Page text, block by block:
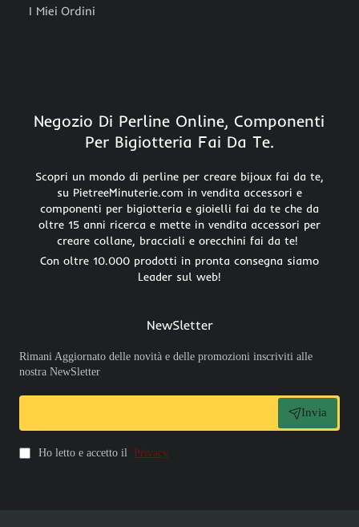
I Miei Ordini
Negozio Di Perline Online, Componenti
Per Bigiotteria Fai Da Te.
Scopri un mondo di perline per creare bijoux fai da te,
su PietreeMinuterie.com in vendita accessori e
componenti per bigiotteria e gioielli fai da te che da
oltre 15 anni ricerca e mette in vendita accessori per
creare collane, bracciali e orecchini fai da te!
Con oltre 10.000 prodotti in pronta consegna siamo
Leader sul web!
NewSletter
Rimani Aggiornato delle novità e delle promozioni inscriviti alle
nostra NewSletter
Invia
Ho letto e accetto il Privacy